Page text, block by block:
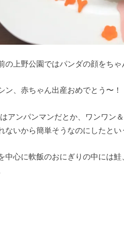
の上野公園ではパンダの顔をち
ン、赤ちゃん出産おめでとう〜！
アンパンマンだとか、ワンワン
ないから簡単そうなのにしたと
中心に軟飯のおにぎりの中には